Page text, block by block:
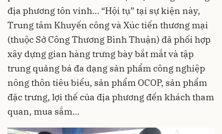
địa phương tôn vinh… “Hội tụ” tại sự kiện này,
Trung tâm Khuyến công và Xúc tiến thương mại
(thuộc Sở Công Thương Bình Thuận) đã phối hợp
xây dựng gian hàng trưng bày bắt mắt và tập
trung quảng bá đa dạng sản phẩm công nghiệp
nông thôn tiêu biểu, sản phẩm OCOP, sản phẩm
đặc trưng, lợi thế của địa phương đến khách tham
quan, mua sắm…